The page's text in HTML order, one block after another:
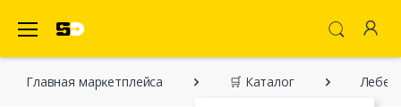
Главная марĸетплейса 🛒 Каталог